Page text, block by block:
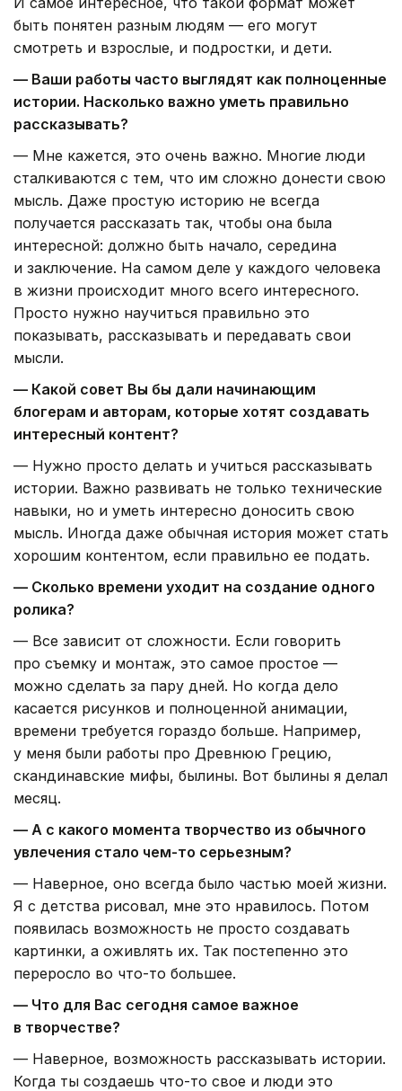
быть понятен разным людям — его могут
смотреть и взрослые, и подростки, и дети.
— Ваши работы часто выглядят как полноценные
истории. Насколько важно уметь правильно
рассказывать?
— Мне кажется, это очень важно. Многие люди
сталкиваются с тем, что им сложно донести свою
мысль. Даже простую историю не всегда
получается рассказать так, чтобы она была
интересной: должно быть начало, середина
и заключение. На самом деле у каждого человека
в жизни происходит много всего интересного.
Просто нужно научиться правильно это
показывать, рассказывать и передавать свои
мысли.
— Какой совет Вы бы дали начинающим
блогерам и авторам, которые хотят создавать
интересный контент?
— Нужно просто делать и учиться рассказывать
истории. Важно развивать не только технические
навыки, но и уметь интересно доносить свою
мысль. Иногда даже обычная история может стать
хорошим контентом, если правильно ее подать.
— Сколько времени уходит на создание одного
ролика?
— Все зависит от сложности. Если говорить
про съемку и монтаж, это самое простое —
можно сделать за пару дней. Но когда дело
касается рисунков и полноценной анимации,
времени требуется гораздо больше. Например,
у меня были работы про Древнюю Грецию,
скандинавские мифы, былины. Вот былины я делал
месяц.
— А с какого момента творчество из обычного
увлечения стало чем-то серьезным?
— Наверное, оно всегда было частью моей жизни.
Я с детства рисовал, мне это нравилось. Потом
появилась возможность не просто создавать
картинки, а оживлять их. Так постепенно это
переросло во что-то большее.
— Что для Вас сегодня самое важное
в творчестве?
— Наверное, возможность рассказывать истории.
Когда ты создаешь что-то свое и люди это